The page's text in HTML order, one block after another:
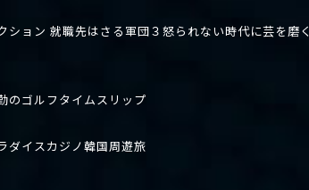
ション 就職先はさる軍団３怒られない時代に芸を磨く
のゴルフタイムスリップ
ダイスカジノ韓国周遊旅